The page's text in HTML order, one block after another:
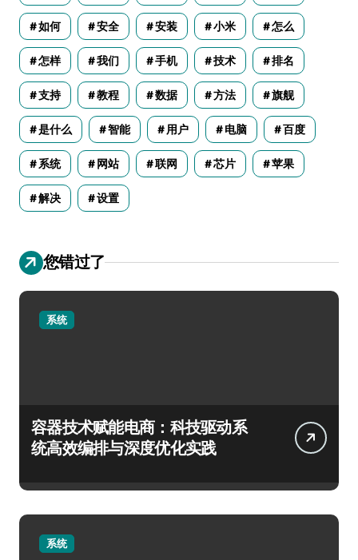
如何 安全 安装 小米 怎么
怎样 我们 手机 技术 排名
支持 教程 数据 方法 旗舰
是什么 智能 用户 电脑 百度
系统 网站 联网 芯片 苹果
解决 设置
您错过了
系统
容器技术赋能电商：科技驱动系
统高效编排与深度优化实践
系统